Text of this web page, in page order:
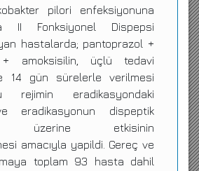
pilori enfeksiyonuna
II Fonksiyonel Dispepsi
hastalarda; pantoprazol +
+ amoksisilin, üçlü tedavi
14 gün sürelerle verilmesi
rejimin eradikasyondaki
eradikasyonun dispeptik
üzerine etkisinin
amacıyla yapildi. Gereç ve
toplam 93 hasta dahil